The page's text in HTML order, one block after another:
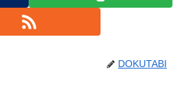
DOKUTABI